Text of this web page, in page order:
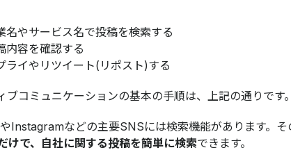
名やサービス名で投稿を検索する
内容を確認する
ライやリツイート(リポスト)する
ブコミュニケーションの基本の手順は、上記の通りです。
Instagramなどの主要SNSには検索機能があります。そ
けで、自社に関する投稿を簡単に検索できます。